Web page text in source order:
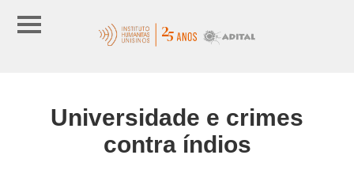
Universidade e crimes
contra índios